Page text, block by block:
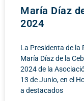
María Díaz
2024
La Presidenta de la
María Díaz de la
2024 de la
13 de Junio, en el
a destacados